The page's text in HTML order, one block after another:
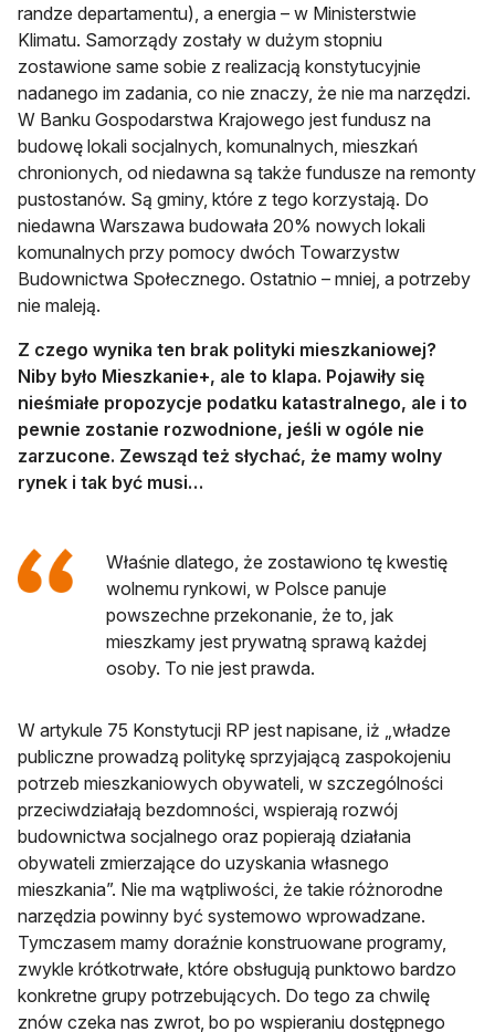
randze departamentu), a energia – w Ministerstwie
Klimatu. Samorządy zostały w dużym stopniu
zostawione same sobie z realizacją konstytucyjnie
nadanego im zadania, co nie znaczy, że nie ma narzędzi.
W Banku Gospodarstwa Krajowego jest fundusz na
budowę lokali socjalnych, komunalnych, mieszkań
chronionych, od niedawna są także fundusze na remonty
pustostanów. Są gminy, które z tego korzystają. Do
niedawna Warszawa budowała 20% nowych lokali
komunalnych przy pomocy dwóch Towarzystw
Budownictwa Społecznego. Ostatnio – mniej, a potrzeby
nie maleją.
Z czego wynika ten brak polityki mieszkaniowej?
Niby było Mieszkanie+, ale to klapa. Pojawiły się
nieśmiałe propozycje podatku katastralnego, ale i to
pewnie zostanie rozwodnione, jeśli w ogóle nie
zarzucone. Zewsząd też słychać, że mamy wolny
rynek i tak być musi…
Właśnie dlatego, że zostawiono tę kwestię
wolnemu rynkowi, w Polsce panuje
powszechne przekonanie, że to, jak
mieszkamy jest prywatną sprawą każdej
osoby. To nie jest prawda.
W artykule 75 Konstytucji RP jest napisane, iż „władze
publiczne prowadzą politykę sprzyjającą zaspokojeniu
potrzeb mieszkaniowych obywateli, w szczególności
przeciwdziałają bezdomności, wspierają rozwój
budownictwa socjalnego oraz popierają działania
obywateli zmierzające do uzyskania własnego
mieszkania”. Nie ma wątpliwości, że takie różnorodne
narzędzia powinny być systemowo wprowadzane.
Tymczasem mamy doraźnie konstruowane programy,
zwykle krótkotrwałe, które obsługują punktowo bardzo
konkretne grupy potrzebujących. Do tego za chwilę
znów czeka nas zwrot, bo po wspieraniu dostępnego